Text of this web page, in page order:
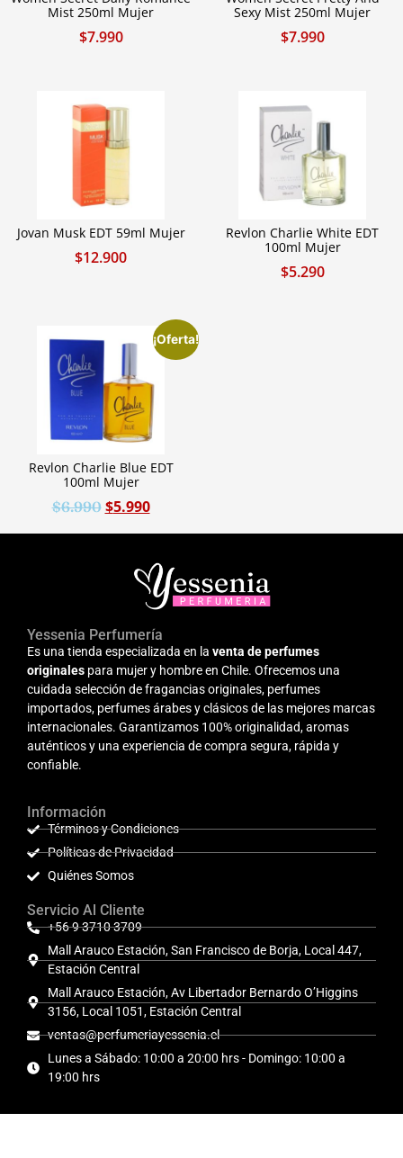
Mist 250ml Mujer
$7.990
Sexy Mist 250ml Mujer
$7.990
Jovan Musk EDT 59ml Mujer
$12.900
Revlon Charlie White EDT
100ml Mujer
$5.290
¡Oferta!
Revlon Charlie Blue EDT
100ml Mujer
$6.990 $5.990
Yessenia Perfumería
Es una tienda especializada en la venta de perfumes
originales para mujer y hombre en Chile. Ofrecemos una
cuidada selección de fragancias originales, perfumes
importados, perfumes árabes y clásicos de las mejores marcas
internacionales. Garantizamos 100% originalidad, aromas
auténticos y una experiencia de compra segura, rápida y
confiable.
Información
Términos y Condiciones
Políticas de Privacidad
Quiénes Somos
Servicio Al Cliente
+56 9 3710 3709
Mall Arauco Estación, San Francisco de Borja, Local 447,
Estación Central
Mall Arauco Estación, Av Libertador Bernardo O’Higgins
3156, Local 1051, Estación Central
ventas@perfumeriayessenia.cl
Lunes a Sábado: 10:00 a 20:00 hrs - Domingo: 10:00 a
19:00 hrs